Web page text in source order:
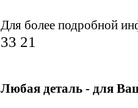
Для более подробной
33 21
Любая деталь - для